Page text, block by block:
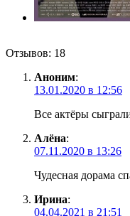
Отзывов: 18
Аноним:
13.01.2020 в 12:56
Все актёры
Алёна:
07.11.2020 в 13:26
Чудесная дорама
Ирина:
04.04.2021 в 21:51